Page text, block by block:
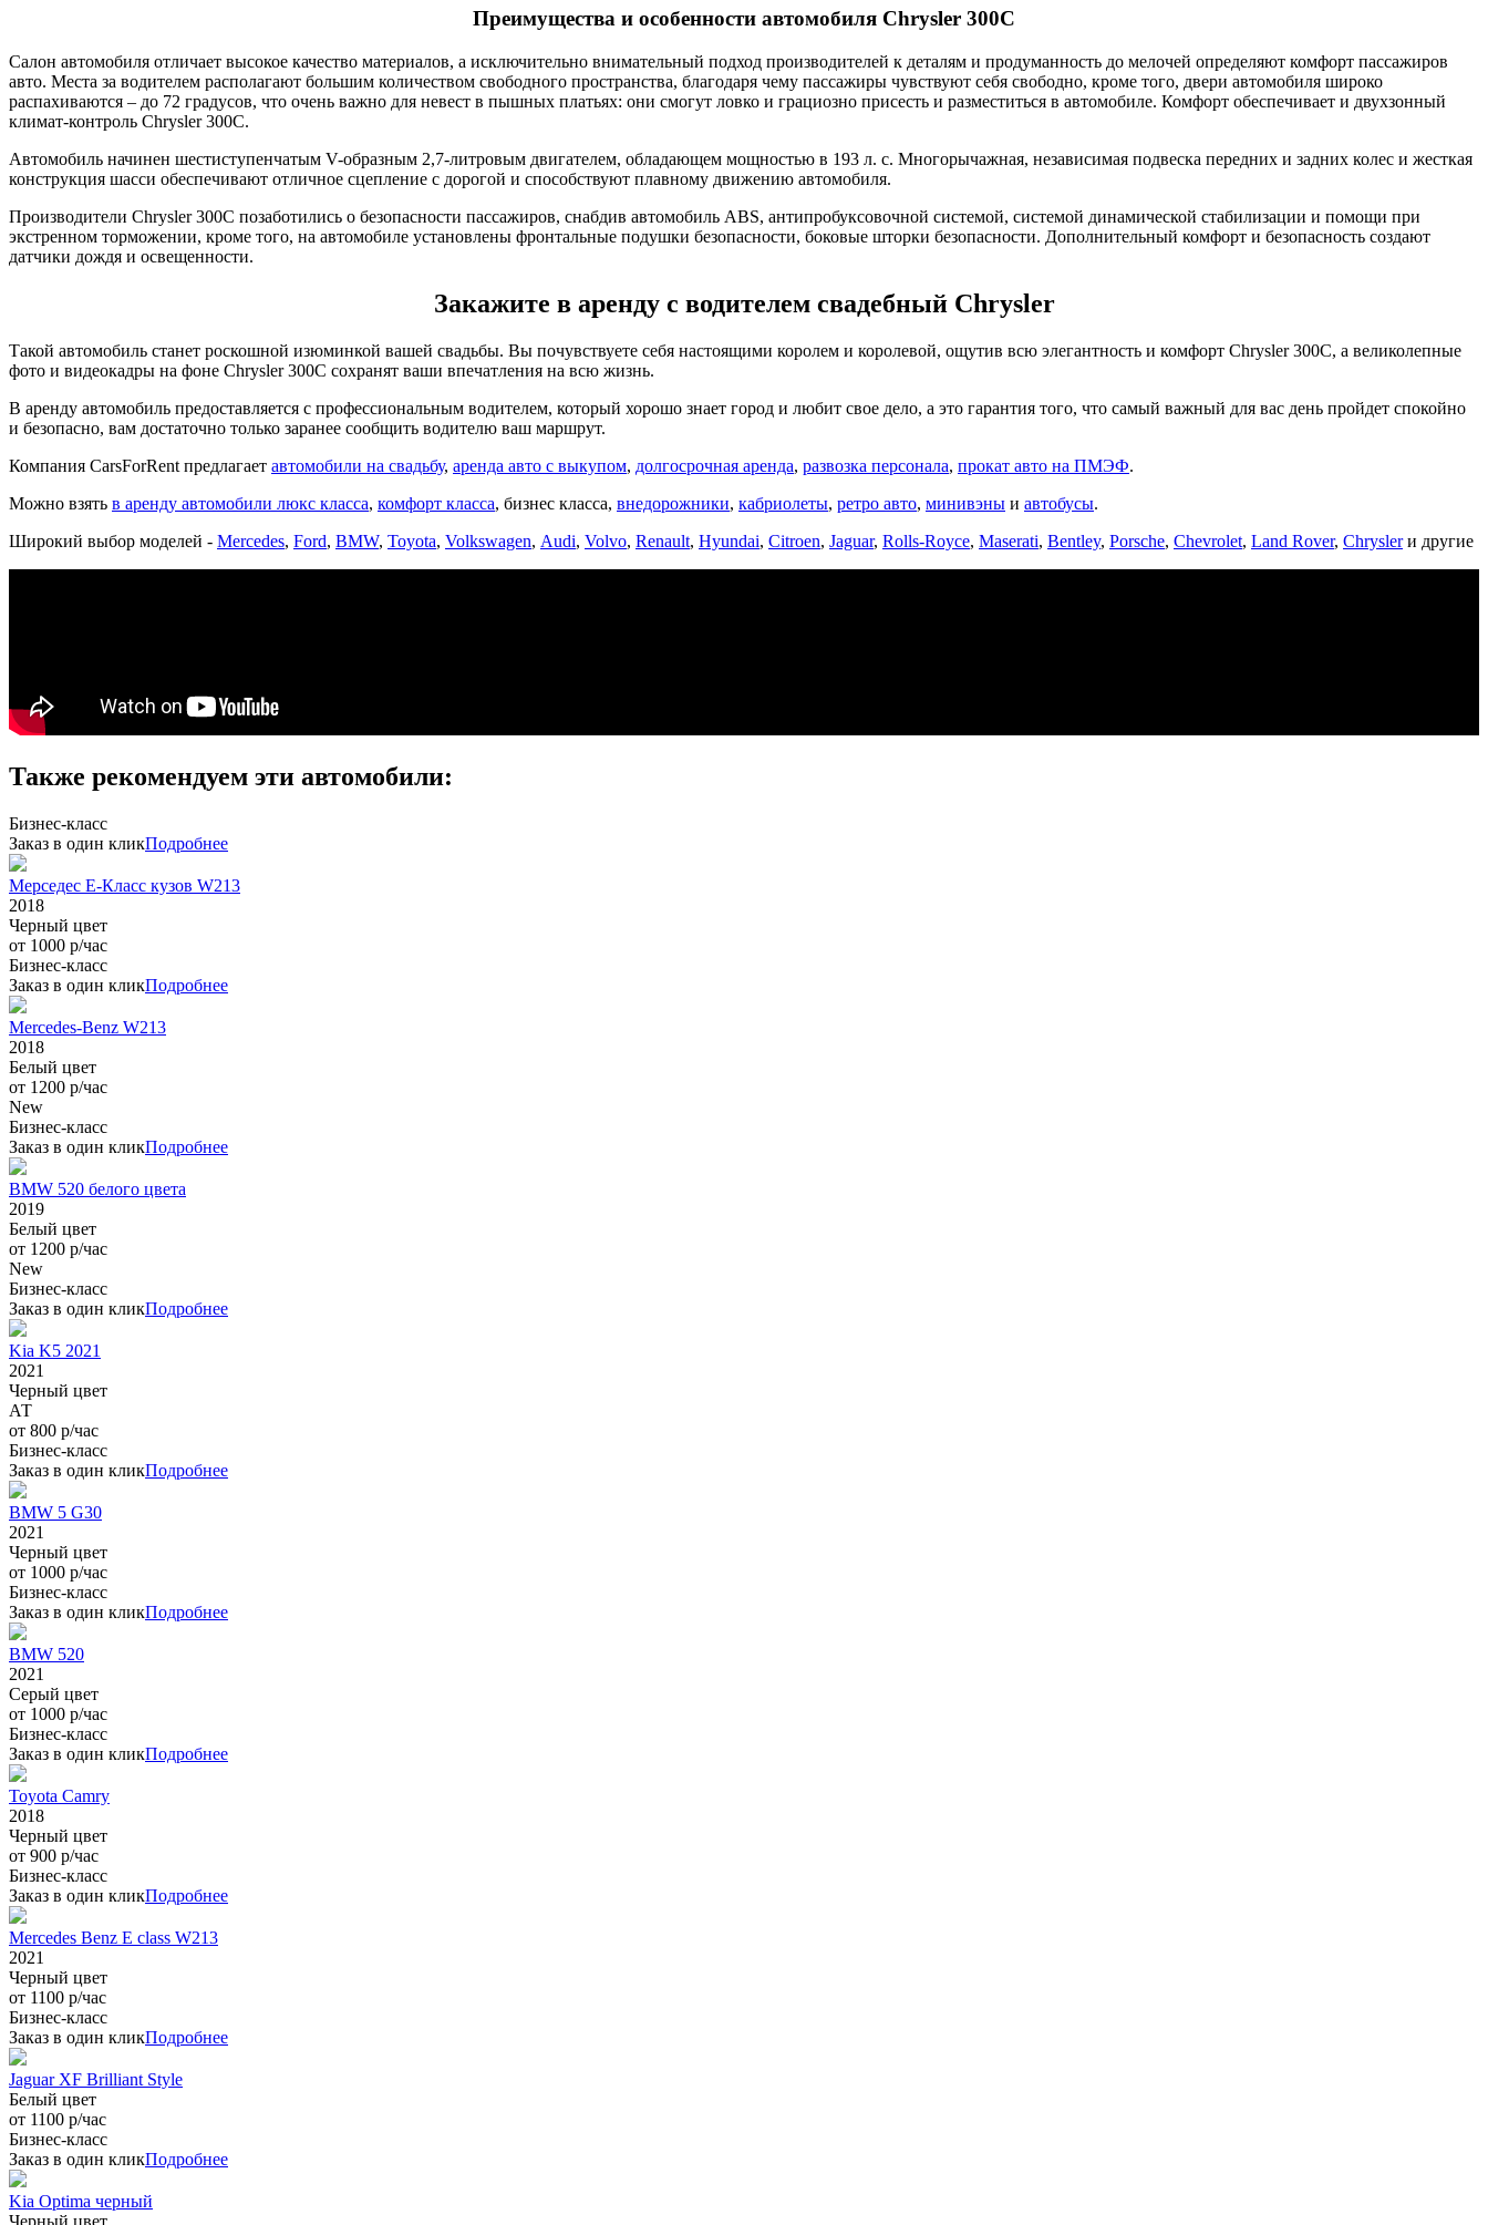
Преимущества и особенности автомобиля Chrysler 300C
Салон автомобиля отличает высокое качество материалов, а исключительно внимательный подход производителей к деталям и продуманность до мелочей определяют комфорт пассажиров
авто. Места за водителем располагают большим количеством свободного пространства, благодаря чему пассажиры чувствуют себя свободно, кроме того, двери автомобиля широко
распахиваются – до 72 градусов, что очень важно для невест в пышных платьях: они смогут ловко и грациозно присесть и разместиться в автомобиле. Комфорт обеспечивает и двухзонный
климат-контроль Chrysler 300C.
Автомобиль начинен шестиступенчатым V-образным 2,7-литровым двигателем, обладающем мощностью в 193 л. с. Многорычажная, независимая подвеска передних и задних колес и жесткая
конструкция шасси обеспечивают отличное сцепление с дорогой и способствуют плавному движению автомобиля.
Производители Chrysler 300C позаботились о безопасности пассажиров, снабдив автомобиль ABS, антипробуксовочной системой, системой динамической стабилизации и помощи при
экстренном торможении, кроме того, на автомобиле установлены фронтальные подушки безопасности, боковые шторки безопасности. Дополнительный комфорт и безопасность создают
датчики дождя и освещенности.
Закажите в аренду с водителем свадебный Chrysler
Такой автомобиль станет роскошной изюминкой вашей свадьбы. Вы почувствуете себя настоящими королем и королевой, ощутив всю элегантность и комфорт Chrysler 300C, а великолепные
фото и видеокадры на фоне Chrysler 300C сохранят ваши впечатления на всю жизнь.
В аренду автомобиль предоставляется с профессиональным водителем, который хорошо знает город и любит свое дело, а это гарантия того, что самый важный для вас день пройдет спокойно
и безопасно, вам достаточно только заранее сообщить водителю ваш маршрут.
Компания CarsForRent предлагает автомобили на свадьбу, аренда авто с выкупом, долгосрочная аренда, развозка персонала, прокат авто на ПМЭФ.
Можно взять в аренду автомобили люкс класса, комфорт класса, бизнес класса, внедорожники, кабриолеты, ретро авто, минивэны и автобусы.
Широкий выбор моделей - Mercedes, Ford, BMW, Toyota, Volkswagen, Audi, Volvo, Renault, Hyundai, Citroen, Jaguar, Rolls-Royce, Maserati, Bentley, Porsche, Chevrolet, Land Rover, Chryslerи другие
Также рекомендуем эти автомобили:
Бизнес-класс
Заказ в один кликПодробнее
Мерседес Е-Класс кузов W213
2018
Черный цвет
от 1000 р/час
Бизнес-класс
Заказ в один кликПодробнее
Mercedes-Benz W213
2018
Белый цвет
от 1200 р/час
New
Бизнес-класс
Заказ в один кликПодробнее
BMW 520 белого цвета
2019
Белый цвет
от 1200 р/час
New
Бизнес-класс
Заказ в один кликПодробнее
Kia K5 2021
2021
Черный цвет
АТ
от 800 р/час
Бизнес-класс
Заказ в один кликПодробнее
BMW 5 G30
2021
Черный цвет
от 1000 р/час
Бизнес-класс
Заказ в один кликПодробнее
BMW 520
2021
Серый цвет
от 1000 р/час
Бизнес-класс
Заказ в один кликПодробнее
Toyota Camry
2018
Черный цвет
от 900 р/час
Бизнес-класс
Заказ в один кликПодробнее
Mercedes Benz E class W213
2021
Черный цвет
от 1100 р/час
Бизнес-класс
Заказ в один кликПодробнее
Jaguar XF Brilliant Style
Белый цвет
от 1100 р/час
Бизнес-класс
Заказ в один кликПодробнее
Kia Optima черный
Черный цвет